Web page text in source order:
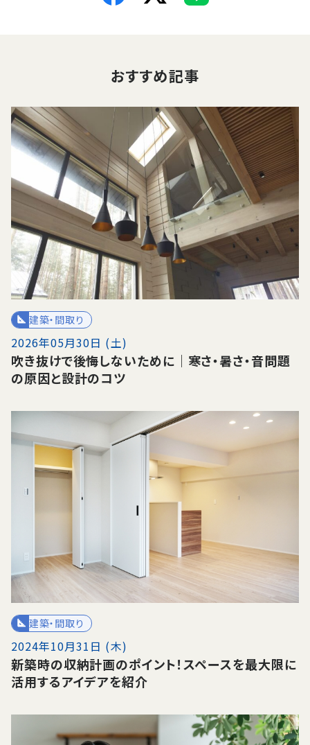
おすすめ記事
建築・間取り
2026年05月30日 (土)
吹き抜けで後悔しないために｜寒さ・暑さ・音問題
の原因と設計のコツ
建築・間取り
2024年10月31日 (木)
新築時の収納計画のポイント！スペースを最大限に
活用するアイデアを紹介